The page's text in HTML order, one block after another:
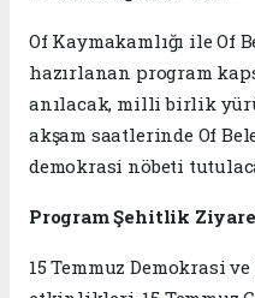
Of Kaymakamlığı ile Of
hazırlanan program
anılacak, milli birlik
akşam saatlerinde Of
demokrasi nöbeti
Program Şehitlik
15 Temmuz Demokrasi